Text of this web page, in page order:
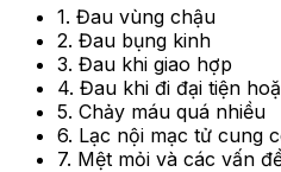
1. Đau vùng chậu
2. Đau bụng kinh
3. Đau khi giao hợp
4. Đau khi đi đại tiện
5. Chảy máu quá nhiều
6. Lạc nội mạc tử cung
7. Mệt mỏi và các vấn